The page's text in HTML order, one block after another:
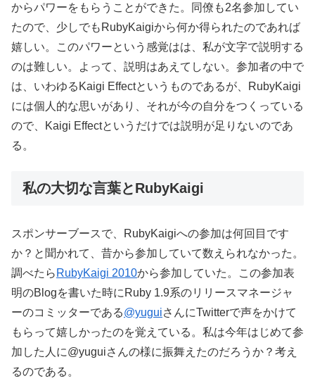
からパワーをもらうことができた。同僚も2名参加してい
たので、少しでもRubyKaigiから何か得られたのであれば
嬉しい。このパワーという感覚はは、私が文字で説明する
のは難しい。よって、説明はあえてしない。参加者の中で
は、いわゆるKaigi Effectというものであるが、RubyKaigi
には個人的な思いがあり、それが今の自分をつくっている
ので、Kaigi Effectというだけでは説明が足りないのであ
る。
私の大切な言葉とRubyKaigi
スポンサーブースで、RubyKaigiへの参加は何回目です
か？と聞かれて、昔から参加していて数えられなかった。
調べたら RubyKaigi 2010から参加していた。この参加表
明のBlogを書いた時にRuby 1.9系のリリースマネージャ
ーのコミッターである@yuguiさんにTwitterで声をかけて
もらって嬉しかったのを覚えている。私は今年はじめて参
加した人に@yuguiさんの様に振舞えたのだろうか？考え
るのである。